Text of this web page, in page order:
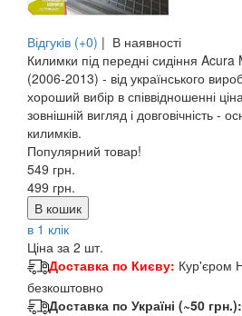
Відгуків (+0) | В наявності
Килимки під передні сидіння Acura
(2006-2013) - від українського
хороший вибір в співвідношенні
зовнішній вигляд і довговічність -
килимків.
Популярний товар!
549 грн.
499 грн.
В кошик
в 1 клік
Ціна за 2 шт.
Доставка по Києву: Кур'єром
безкоштовно
Доставка по Україні (~50 грн.):